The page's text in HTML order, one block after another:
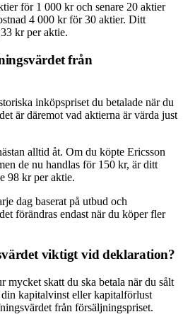
för 1 000 kr och senare 20 aktier
4 000 kr för 30 aktier. Ditt
kr per aktie.
från
inköpspriset du betalade när du
är däremot vad aktierna är värda just
alltid åt. Om du köpte Ericsson
de nu handlas för 150 kr, är ditt
98 kr per aktie.
dag baserat på utbud och
förändras endast när du köper fler
viktigt vid deklaration?
mycket skatt du ska betala när du sålt
kapitalvinst eller kapitalförlust
från försäljningspriset.